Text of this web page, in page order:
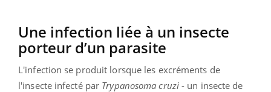
Une infection liée à un insecte
porteur d’un parasite
L'infection se produit lorsque les excréments de
l'insecte infecté par Trypanosoma cruzi- un insecte de